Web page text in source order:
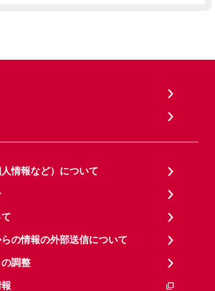
情報など）について
の情報の外部送信について
調整